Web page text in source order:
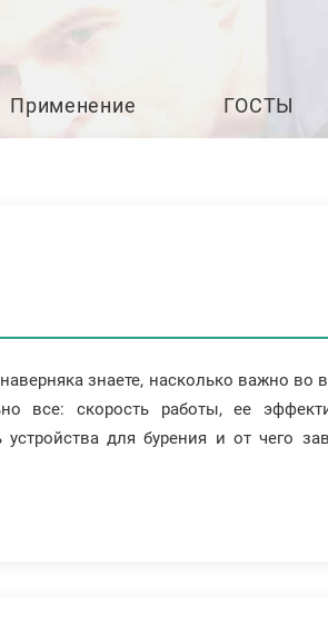
Применение ГОСТЫ
знаете, насколько важно во
все: скорость работы, ее
для бурения и от чего